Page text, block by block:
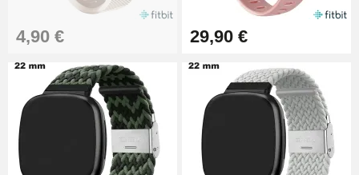
4,90 € 29,90 €